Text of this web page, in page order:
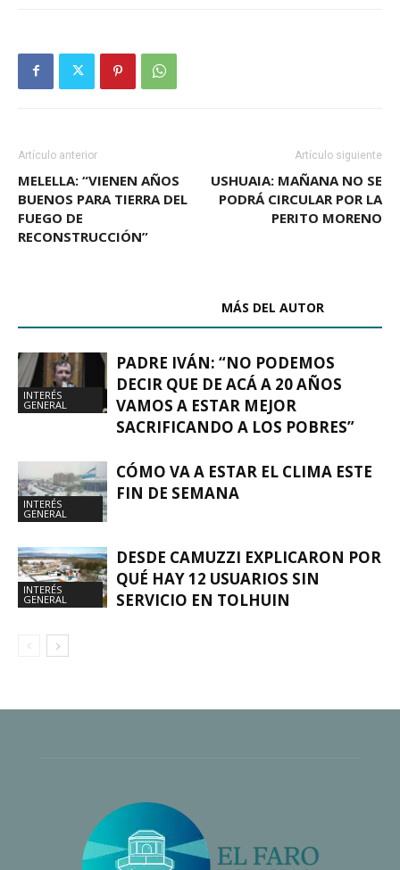
Artículo anterior
MELELLA: “VIENEN AÑOS
BUENOS PARA TIERRA DEL
FUEGO DE
RECONSTRUCCIÓN”
Artículo siguiente
USHUAIA: MAÑANA NO SE
PODRÁ CIRCULAR POR LA
PERITO MORENO
MÁS DEL AUTOR
INTERÉS
GENERAL
PADRE IVÁN: “NO PODEMOS
DECIR QUE DE ACÁ A 20 AÑOS
VAMOS A ESTAR MEJOR
SACRIFICANDO A LOS POBRES”
INTERÉS
GENERAL
CÓMO VA A ESTAR EL CLIMA ESTE
FIN DE SEMANA
INTERÉS
GENERAL
DESDE CAMUZZI EXPLICARON POR
QUÉ HAY 12 USUARIOS SIN
SERVICIO EN TOLHUIN